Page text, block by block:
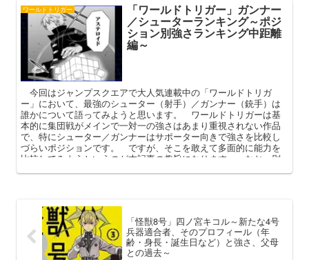
ワールドトリガー 「ワールドトリガー」ガンナー
／シューターランキング～ポジ
ション別強さランキング中距離
編～
今回はジャンプスクエアで大人気連載中の「ワールドトリガ
ー」において、最強のシューター（射手）／ガンナー（銃手）は
誰かについて語ってみようと思います。 ワールドトリガーは基
本的に集団戦がメインで一対一の強さはあまり重視されない作品
で、特にシューター／ガンナーはサポーター向きで強さを比較し
づらいポジションです。 ですが、そこを敢えて多面的に能力を
比較してみようというのが本記事の趣旨になります。 なお、別
「怪獣8号」四ノ宮キコル～新たな4号
兵器適合者、そのプロフィール（年
齢・身長・誕生日など）と強さ、父母
との過去～